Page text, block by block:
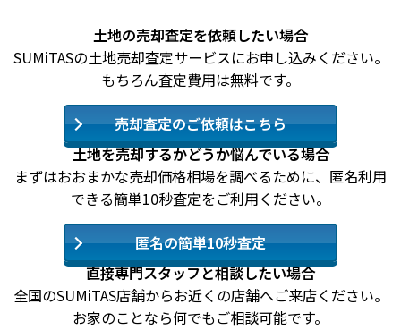
土地の売却査定を依頼したい場合
SUMiTASの土地売却査定サービスにお申し込みください。
もちろん査定費用は無料です。
売却査定のご依頼はこちら
土地を売却するかどうか悩んでいる場合
まずはおおまかな売却価格相場を調べるために、匿名利用
できる簡単10秒査定をご利用ください。
匿名の簡単10秒査定
直接専門スタッフと相談したい場合
全国のSUMiTAS店舗からお近くの店舗へご来店ください。
お家のことなら何でもご相談可能です。